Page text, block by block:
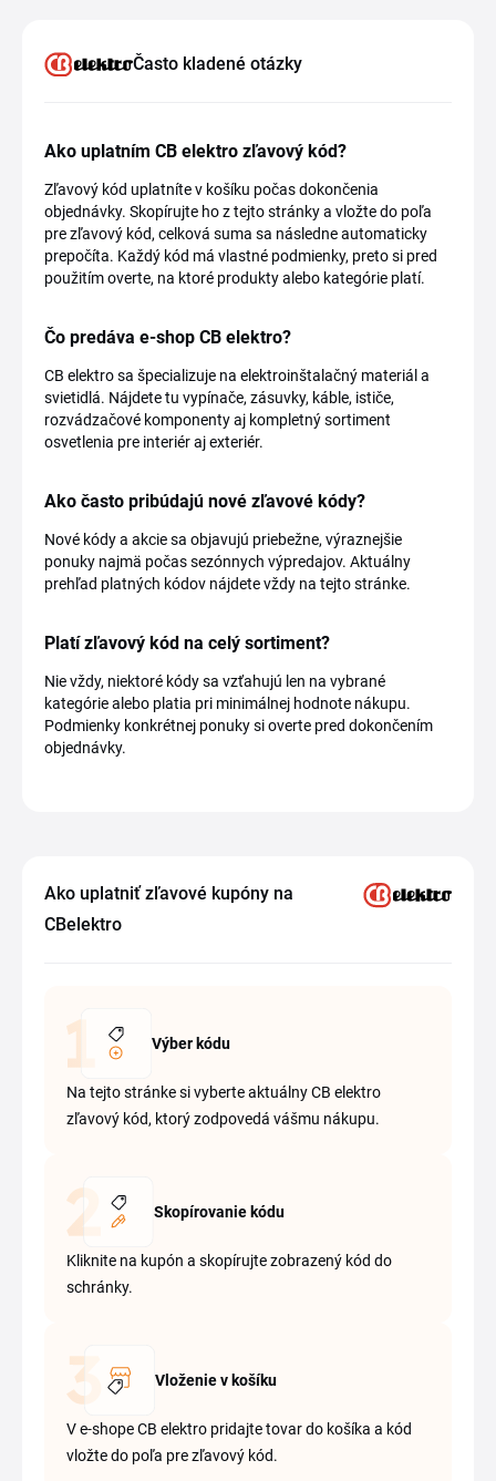
Často kladené otázky
Ako uplatním CB elektro zľavový kód?
Zľavový kód uplatníte v košíku počas dokončenia
objednávky. Skopírujte ho z tejto stránky a vložte do poľa
pre zľavový kód, celková suma sa následne automaticky
prepočíta. Každý kód má vlastné podmienky, preto si pred
použitím overte, na ktoré produkty alebo kategórie platí.
Čo predáva e-shop CB elektro?
CB elektro sa špecializuje na elektroinštalačný materiál a
svietidlá. Nájdete tu vypínače, zásuvky, káble, ističe,
rozvádzačové komponenty aj kompletný sortiment
osvetlenia pre interiér aj exteriér.
Ako často pribúdajú nové zľavové kódy?
Nové kódy a akcie sa objavujú priebežne, výraznejšie
ponuky najmä počas sezónnych výpredajov. Aktuálny
prehľad platných kódov nájdete vždy na tejto stránke.
Platí zľavový kód na celý sortiment?
Nie vždy, niektoré kódy sa vzťahujú len na vybrané
kategórie alebo platia pri minimálnej hodnote nákupu.
Podmienky konkrétnej ponuky si overte pred dokončením
objednávky.
Ako uplatniť zľavové kupóny na
CBelektro
Výber kódu
Na tejto stránke si vyberte aktuálny CB elektro
zľavový kód, ktorý zodpovedá vášmu nákupu.
Skopírovanie kódu
Kliknite na kupón a skopírujte zobrazený kód do
schránky.
Vloženie v košíku
V e-shope CB elektro pridajte tovar do košíka a kód
vložte do poľa pre zľavový kód.